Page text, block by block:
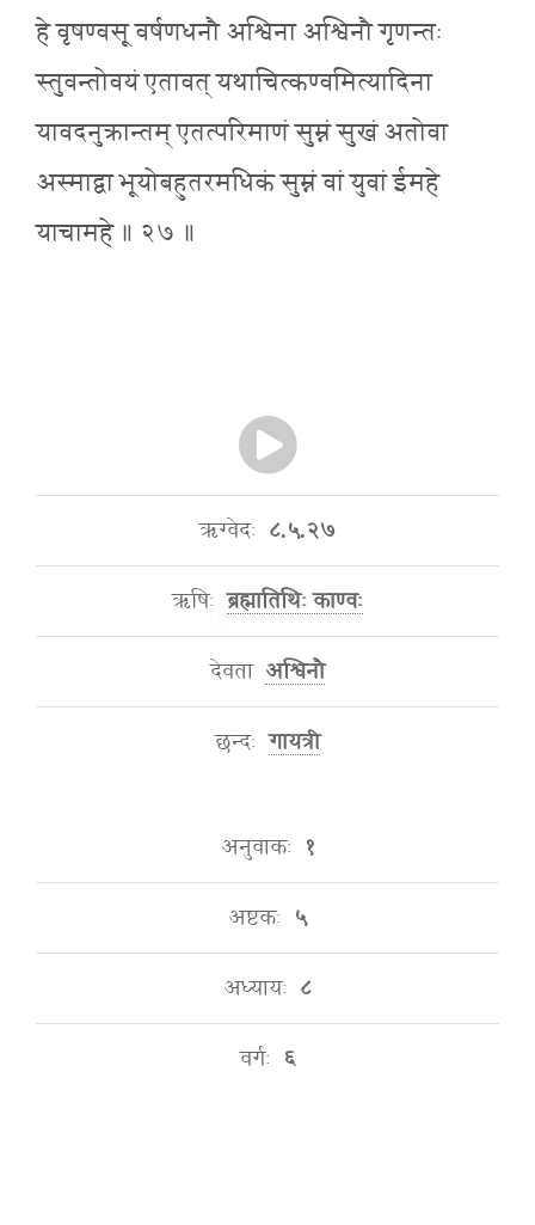
हे वृषण्वसू वर्षणधनौ अश्विना अश्विनौ गृणन्तः
स्तुवन्तोवयं एतावत् यथाचित्कण्वमित्यादिना
यावदनुक्रान्तम् एतत्परिमाणं सुम्नं सुखं अतोवा
अस्माद्वा भूयोबहुतरमधिकं सुम्नं वां युवां ईमहे
याचामहे ॥ २७ ॥
ऋग्वेदः ८.५.२७
ऋषिः ब्रह्मातिथिः काण्वः
देवता अश्विनौ
छन्दः गायत्री
अनुवाकः १
अष्टकः ५
अध्यायः ८
वर्गः ६